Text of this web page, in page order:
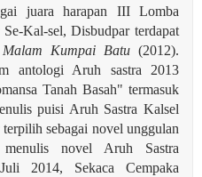
juara harapan III Lomba
Kal-sel, Disbudpar terdapat
Malam Kumpai Batu (2012).
antologi Aruh sastra 2013
Tanah Basah" termasuk
puisi Aruh Sastra Kalsel
terpilih sebagai novel unggulan
novel Aruh Sastra
2014, Sekaca Cempaka